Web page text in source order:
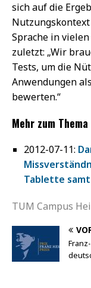
sich auf die
Sprache in
zuletzt: „Wir
Tests, um die
Anwendungen
bewerten.“
Mehr zum Thema
2012-07-11:
Tablette
TUM Campus